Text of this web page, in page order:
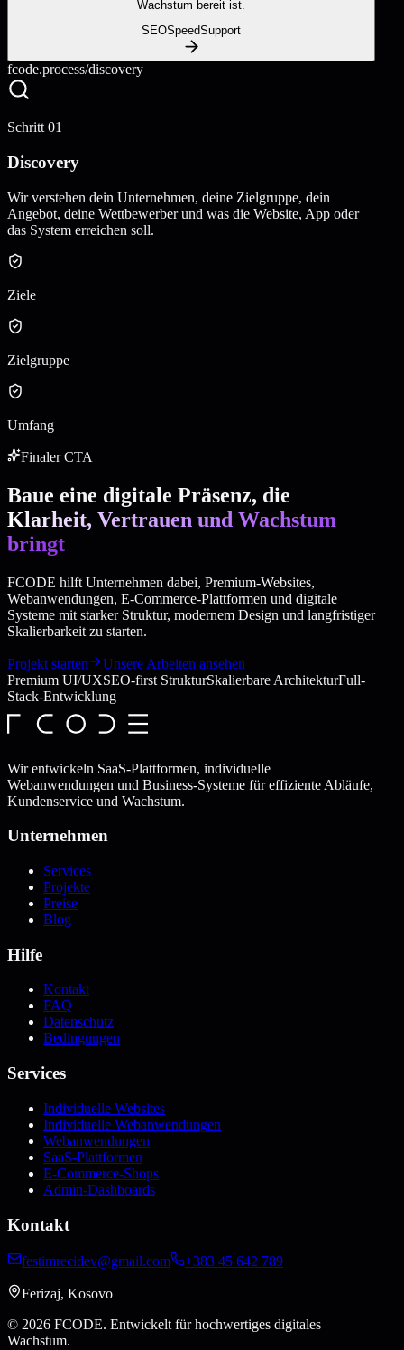
Wachstum bereit ist.
SEOSpeedSupport
fcode.process/discovery
Schritt 01
Discovery
Wir verstehen dein Unternehmen, deine Zielgruppe, dein
Angebot, deine Wettbewerber und was die Website, App oder
das System erreichen soll.
Ziele
Zielgruppe
Umfang
Finaler CTA
Baue eine digitale Präsenz, die
Klarheit, Vertrauen und Wachstum
bringt
FCODE hilft Unternehmen dabei, Premium-Websites,
Webanwendungen, E-Commerce-Plattformen und digitale
Systeme mit starker Struktur, modernem Design und langfristiger
Skalierbarkeit zu starten.
Projekt starten
Unsere Arbeiten ansehen
Premium UI/UXSEO-first StrukturSkalierbare ArchitekturFull-
Stack-Entwicklung
Wir entwickeln SaaS-Plattformen, individuelle
Webanwendungen und Business-Systeme für effiziente Abläufe,
Kundenservice und Wachstum.
Unternehmen
Services
Projekte
Preise
Blog
Hilfe
Kontakt
FAQ
Datenschutz
Bedingungen
Services
Individuelle Websites
Individuelle Webanwendungen
Webanwendungen
SaaS-Plattformen
E-Commerce-Shops
Admin-Dashboards
Kontakt
festimrecidev@gmail.com +383 45 642 789
Ferizaj, Kosovo
© 2026 FCODE. Entwickelt für hochwertiges digitales
Wachstum.